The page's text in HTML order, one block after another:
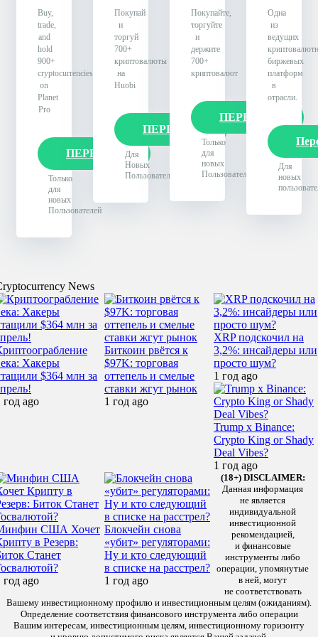
Buy,
trade,
and
hold
900+
cryptocurrencies
on
Planet
Pro
ПЕРЕЙТИ
Только
для
новых
Пользователей
Покупай
и
торгуй
700+
криптовалюты
на
Huobi
ПЕРЕЙТИ
Для
Новых
Пользователей
Покупайте,
торгуйте
и
держите
700+
криптовалют
ПЕРЕЙТИ
Только
для
новых
Пользователей
Одна
из
ведущих
биржевых
платформ
в
отрасли.
Для
новых
News
Хакеры
$364 млн за
год ago
Биткоин рвётся к
$97K: торговая
оттепель и смелые
ставки жгут рынок
1 год ago
XRP подскочил на
3,2%: инсайдеры или
просто шум?
1 год ago
Trump x Binance:
Crypto King or Shady
Deal Vibes?
1 год ago
США Хочет
в Резерв:
Станет
год ago
Блокчейн снова
«убит» регуляторами:
Ну и кто следующий
в списке на расстрел?
1 год ago
(18+) DISCLAIMER:
Данная информация
не является
индивидуальной
инвестиционной
рекомендацией,
и финансовые
инструменты либо
операции, упомянутые
в ней, могут
не соответствовать
Вашему инвестиционному профилю и инвестиционным целям (ожиданиям).
Определение соответствия финансового инструмента либо операции
Вашим интересам, инвестиционным целям, инвестиционному горизонту